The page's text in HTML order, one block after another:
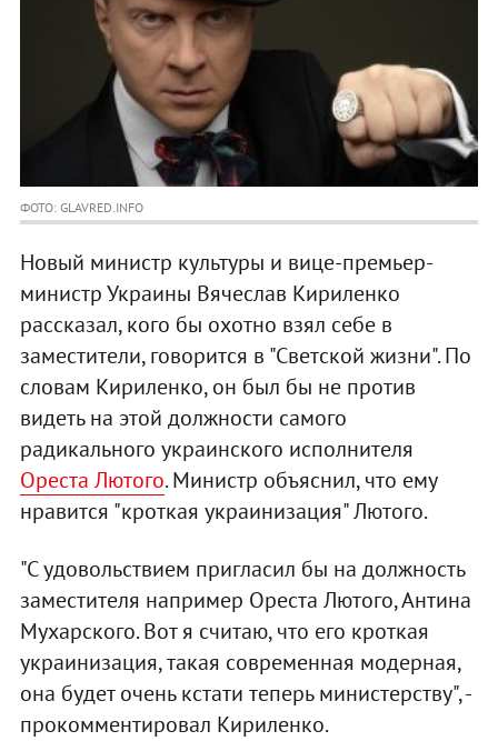
ФОТО: GLAVRED.INFO
Новый министр культуры и вице-премьер-
министр Украины Вячеслав Кириленко
рассказал, кого бы охотно взял себе в
заместители, говорится в "Светской жизни". По
словам Кириленко, он был бы не против
видеть на этой должности самого
радикального украинского исполнителя
Ореста Лютого. Министр объяснил, что ему
нравится "кроткая украинизация" Лютого.
"С удовольствием пригласил бы на должность
заместителя например Ореста Лютого, Антина
Мухарского. Вот я считаю, что его кроткая
украинизация, такая современная модерная,
она будет очень кстати теперь министерству", -
прокомментировал Кириленко.